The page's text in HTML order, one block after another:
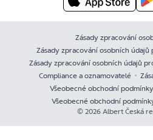
Zásady zpracování
Zásady zpracování osobních
Zásady zpracování osobních údajů
Compliance a oznamovatelé
Všeobecné obchodní
Všeobecné obchodní
© 2026 Albert Česká